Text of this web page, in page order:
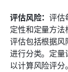
评估风险：评估
定性和定量方
评估包括根据风
进行分类。定量
以计算风险评分。